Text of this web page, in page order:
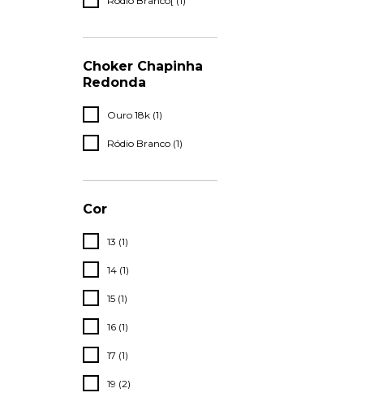
Choker Chapinha
Redonda
Ouro 18k (1)
Ródio Branco (1)
Cor
13 (1)
14 (1)
15 (1)
16 (1)
17 (1)
19 (2)